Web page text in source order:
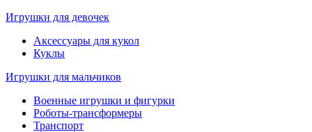
Игрушки для девочек
Аксессуары для кукол
Куклы
Игрушки для мальчиков
Военные игрушки и фигурки
Роботы-трансформеры
Транспорт